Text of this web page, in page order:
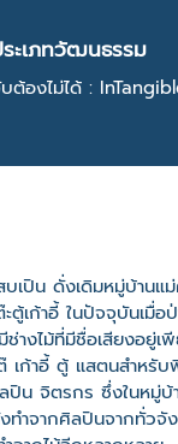
ะเภทวัฒนธรรม
ต้องไม่ได้ :
ปิน ดั่งเดิมหมู่บ้านแม่
เก้าอี้ ในปัจจุบันเมื่อ
ช่างไม้ที่มีชื่อเสียงอ
เก้าอี้ ตู้ แสตนสำหรั
ปิน จิตรกร ซึ่งในหมู่
ำจากศิลปินจากทั่ว